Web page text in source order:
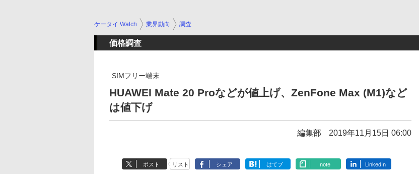
ケータイ Watch 業界動向 調査
価格調査
SIMフリー端末
HUAWEI Mate 20 Proなどが値上げ、ZenFone Max (M1)など
は値下げ
編集部 2019年11月15日 06:00
ポスト リスト シェア はてブ note LinkedIn